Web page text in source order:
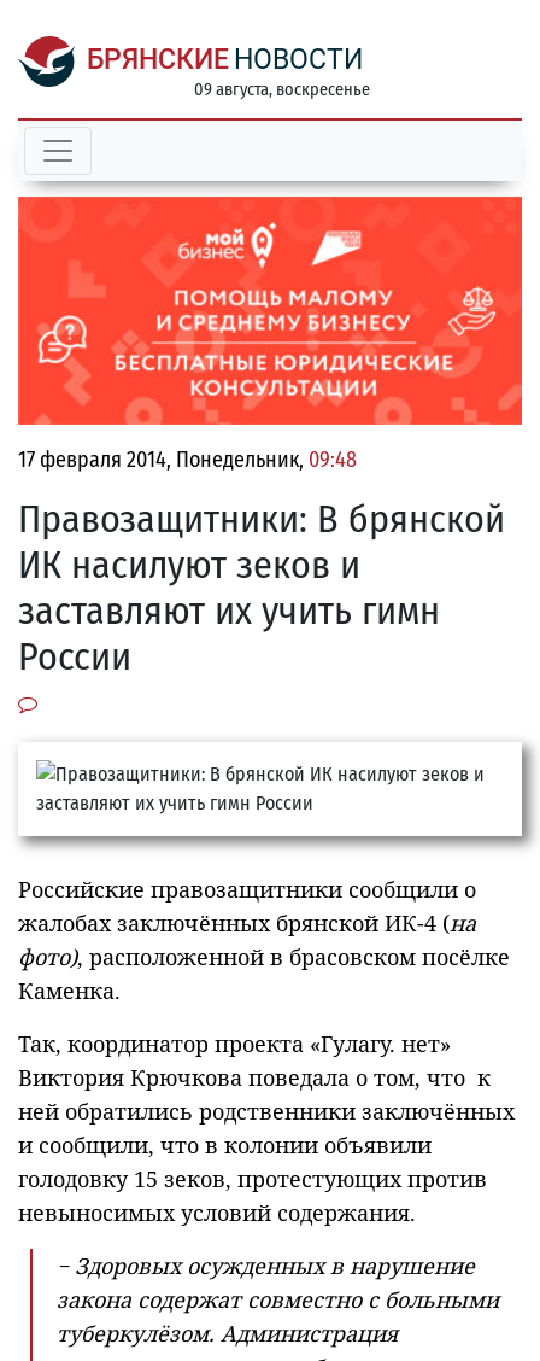
БРЯНСКИЕ НОВОСТИ
09 августа, воскресенье
17 февраля 2014, Понедельник, 09:48
Правозащитники: В брянской
ИК насилуют зеков и
заставляют их учить гимн
России
Российские правозащитники сообщили о
жалобах заключённых брянской ИК-4 (на
фото), расположенной в брасовском посёлке
Каменка.
Так, координатор проекта «Гулагу. нет»
Виктория Крючкова поведала о том, что к
ней обратились родственники заключённых
и сообщили, что в колонии объявили
голодовку 15 зеков, протестующих против
невыносимых условий содержания.
− Здоровых осужденных в нарушение
закона содержат совместно с больными
туберкулёзом. Администрация